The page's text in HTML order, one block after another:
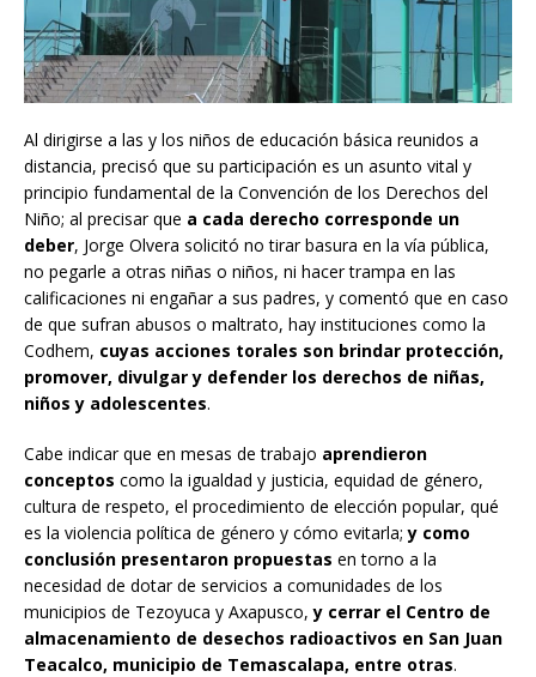
Al dirigirse a las y los niños de educación básica reunidos a
distancia, precisó que su participación es un asunto vital y
principio fundamental de la Convención de los Derechos del
Niño; al precisar que a cada derecho corresponde un
deber, Jorge Olvera solicitó no tirar basura en la vía pública,
no pegarle a otras niñas o niños, ni hacer trampa en las
calificaciones ni engañar a sus padres, y comentó que en caso
de que sufran abusos o maltrato, hay instituciones como la
Codhem, cuyas acciones torales son brindar protección,
promover, divulgar y defender los derechos de niñas,
niños y adolescentes.
Cabe indicar que en mesas de trabajo aprendieron
conceptos como la igualdad y justicia, equidad de género,
cultura de respeto, el procedimiento de elección popular, qué
es la violencia política de género y cómo evitarla;y como
conclusión presentaron propuestas en torno a la
necesidad de dotar de servicios a comunidades de los
municipios de Tezoyuca y Axapusco,y cerrar el Centro de
almacenamiento de desechos radioactivos en San Juan
Teacalco, municipio de Temascalapa, entre otras.